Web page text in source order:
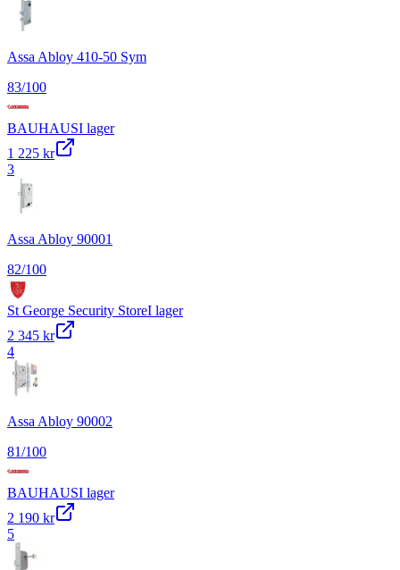
Assa Abloy 410-50 Sym
83/100
BAUHAUSI lager
1 225 kr
3
Assa Abloy 90001
82/100
St George Security StoreI lager
2 345 kr
4
Assa Abloy 90002
81/100
BAUHAUSI lager
2 190 kr
5